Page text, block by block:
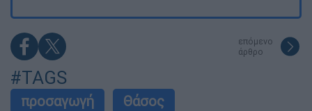
επόμενο
άρθρο
#TAGS
προσαγωγή
Θάσος